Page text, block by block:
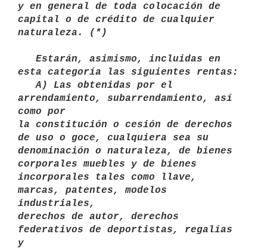
y en general de toda colocación de
capital o de crédito de cualquier
naturaleza. (*)
esta categoría las siguientes rentas:
   A) Las obtenidas por el
arrendamiento, subarrendamiento, así
como por
la constitución o cesión de derechos
de uso o goce, cualquiera sea su
denominación o naturaleza, de bienes
corporales muebles y de bienes
incorporales tales como llave,
marcas, patentes, modelos
industriales,
derechos de autor, derechos
federativos de deportistas, regalías
y